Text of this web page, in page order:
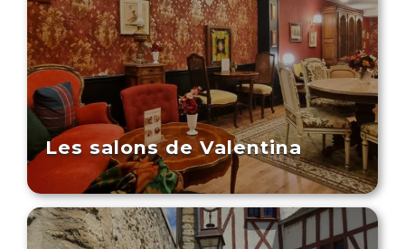
Les salons de Valentina